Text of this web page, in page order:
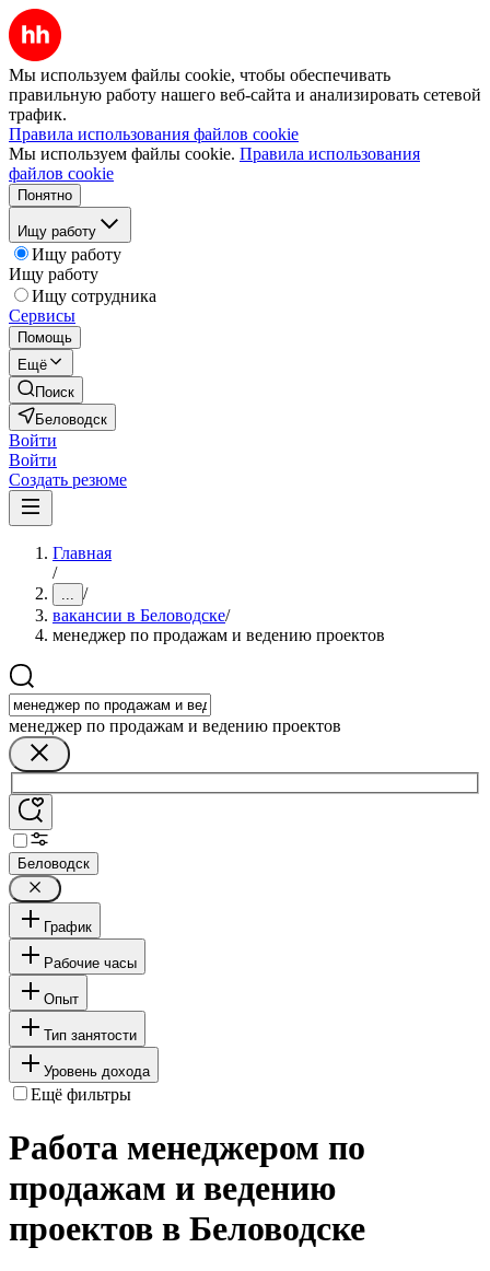
Мы используем файлы cookie, чтобы обеспечивать
правильную работу нашего веб-сайта и анализировать сетевой
трафик.
Правила использования файлов cookie
Мы используем файлы cookie. Правила использования
файлов cookie
Понятно
Ищу работу
Ищу работу
Ищу работу
Ищу сотрудника
Сервисы
Помощь
Ещё
Поиск
Беловодск
Войти
Войти
Создать резюме
Главная
/
... /
вакансии в Беловодске/
менеджер по продажам и ведению проектов
менеджер по продажам и ведению проектов
Беловодск
График
Рабочие часы
Опыт
Тип занятости
Уровень дохода
Ещё фильтры
Работа менеджером по
продажам и ведению
проектов в Беловодске